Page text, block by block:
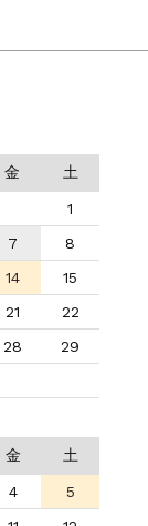
金 土
1
7
8
14
15
21
22
28
29
金 土
4
5